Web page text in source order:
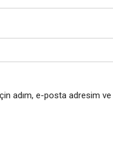
adım, e-posta adresim